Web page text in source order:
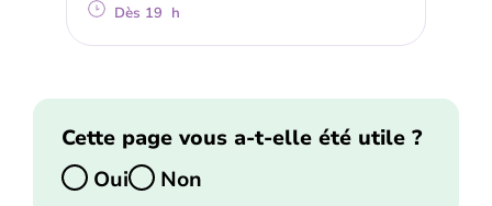
Dès 19 h
Cette page vous a-t-elle été utile ?
Oui
Non